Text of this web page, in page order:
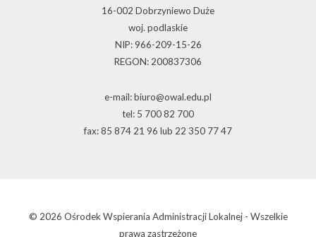
16-002 Dobrzyniewo Duże
woj. podlaskie
NIP: 966-209-15-26
REGON: 200837306
e-mail: biuro@owal.edu.pl
tel: 5 700 82 700
fax: 85 874 21 96 lub 22 350 77 47
© 2026 Ośrodek Wspierania Administracji Lokalnej - Wszelkie
prawa zastrzeżone